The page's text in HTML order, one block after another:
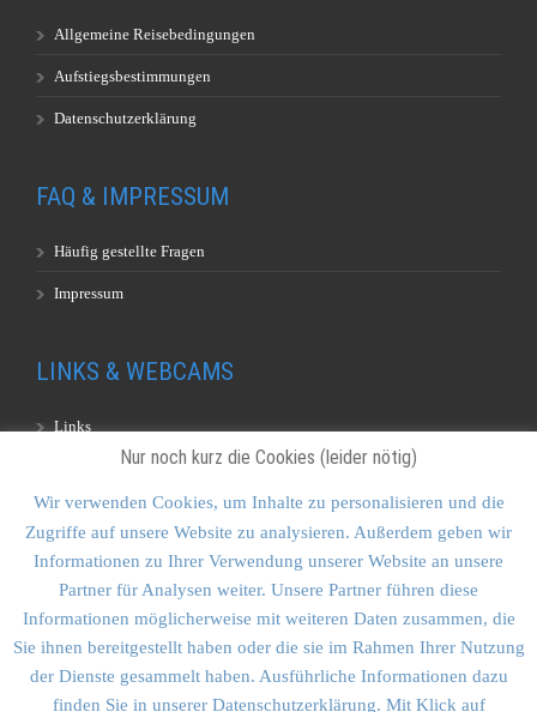
Allgemeine Reisebedingungen
Aufstiegsbestimmungen
Datenschutzerklärung
FAQ & IMPRESSUM
Häufig gestellte Fragen
Impressum
LINKS & WEBCAMS
Links
KONTAKT & SITEMAP
Kontakt
Sitemap
Vulkankultour-BUFF®
Nur noch kurz die Cookies (leider nötig)
Wir verwenden Cookies, um Inhalte zu personalisieren und die
Zugriffe auf unsere Website zu analysieren. Außerdem geben wir
Informationen zu Ihrer Verwendung unserer Website an unsere
Partner für Analysen weiter. Unsere Partner führen diese
Informationen möglicherweise mit weiteren Daten zusammen, die
Sie ihnen bereitgestellt haben oder die sie im Rahmen Ihrer Nutzung
der Dienste gesammelt haben. Ausführliche Informationen dazu
finden Sie in unserer Datenschutzerklärung. Mit Klick auf